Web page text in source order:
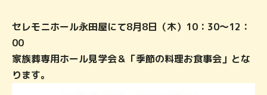
セレモニホール永田屋にて8月8日（木）10：30～12：
00
家族葬専用ホール見学会＆「季節の料理お食事会」とな
ります。